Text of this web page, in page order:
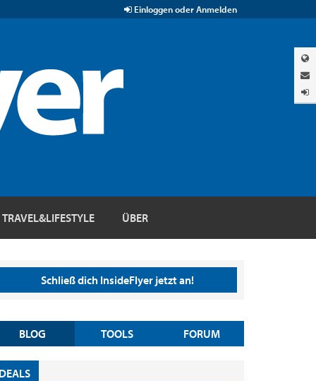
Einloggen oder Anmelden
TRAVEL&LIFESTYLE ÜBER
Schließ dich InsideFlyer jetzt an!
BLOG TOOLS FORUM
DEALS